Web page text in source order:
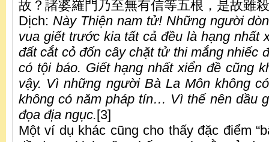
故？諸婆羅門乃至無有信等五根，是故雖
Dịch: Này Thiện nam tử! Những người
vua giết trước kia tất cả đều là hạng nhất
đất cắt cỏ đốn cây chặt tử thi mắng nhiếc
có tội báo. Giết hạng nhất xiển đề cũng
vậy. Vì những người Bà La Môn không
không có năm pháp tín… Vì thế nên dầu
đọa địa ngục. [3]
Một ví dụ khác cũng cho thấy đặc điểm